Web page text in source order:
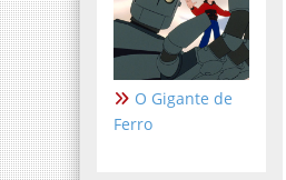
O Gigante de
Ferro